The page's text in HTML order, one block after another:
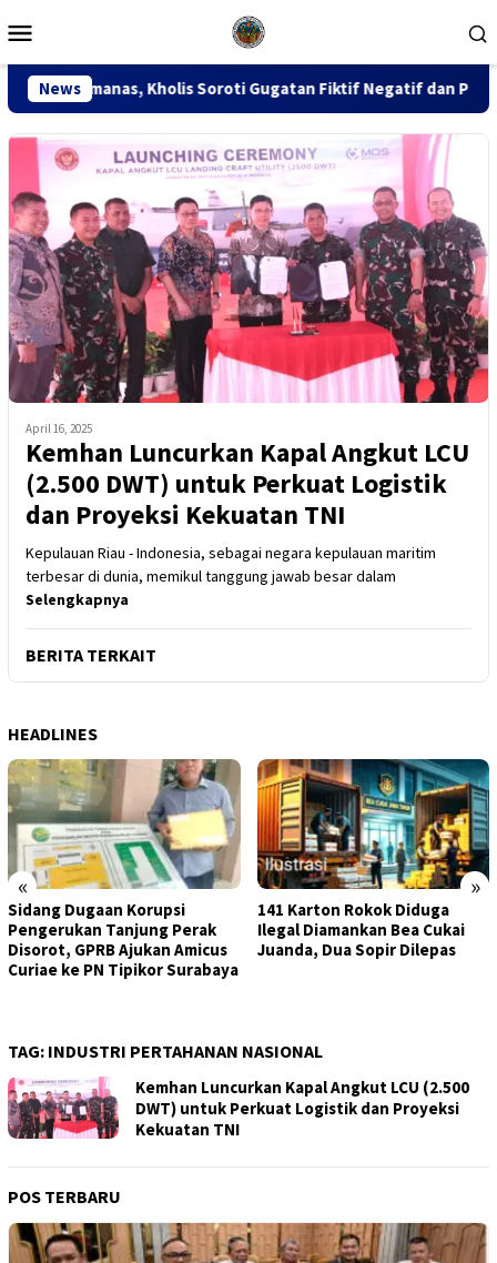
ke
Mobile
News
Soroti Gugatan Fiktif Negatif dan Putusan PK 155
April 16, 2025
Kemhan Luncurkan Kapal Angkut LCU
(2.500 DWT) untuk Perkuat Logistik
dan Proyeksi Kekuatan TNI
Kepulauan Riau - Indonesia, sebagai negara kepulauan maritim
terbesar di dunia, memikul tanggung jawab besar dalam
Selengkapnya
BERITA TERKAIT
HEADLINES
« »
Sidang Dugaan Korupsi
Pengerukan Tanjung Perak
Disorot, GPRB Ajukan Amicus
Curiae ke PN Tipikor Surabaya
141 Karton Rokok Diduga
Ilegal Diamankan Bea Cukai
Juanda, Dua Sopir Dilepas
TAG: INDUSTRI PERTAHANAN NASIONAL
Kemhan Luncurkan Kapal Angkut LCU (2.500
DWT) untuk Perkuat Logistik dan Proyeksi
Kekuatan TNI
POS TERBARU